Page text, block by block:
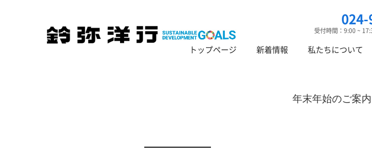
受付時間：9:00 ~
トップページ 新着情報 私たちについて
年末年始のご案内